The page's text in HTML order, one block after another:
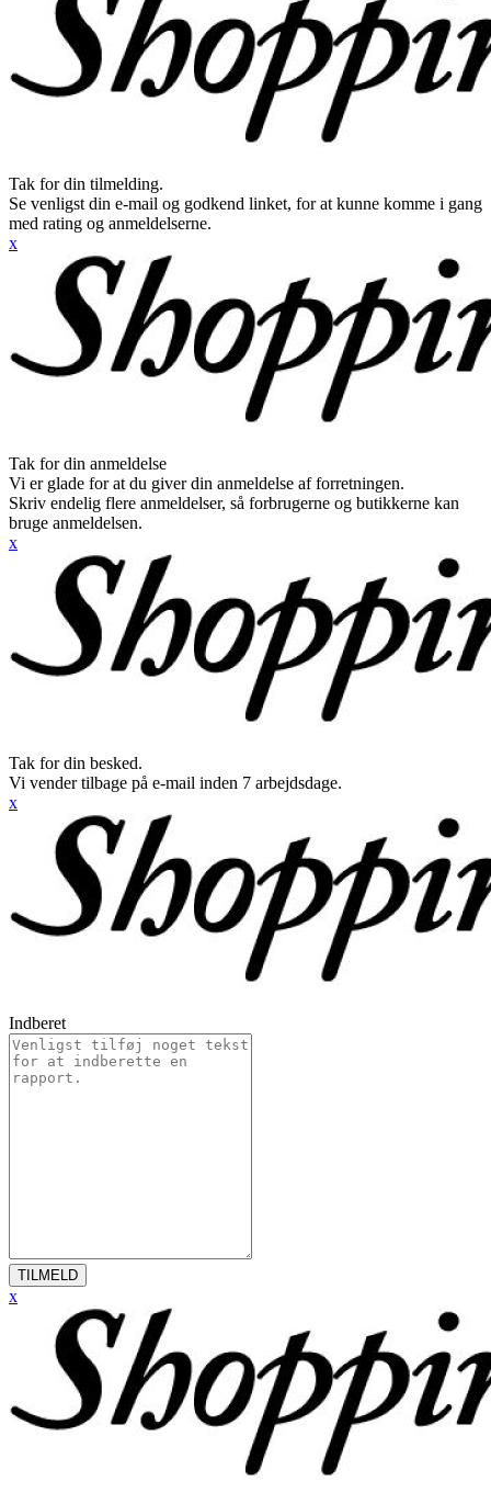
Tak for din tilmelding.
Se venligst din e-mail og godkend linket, for at kunne komme i gang
med rating og anmeldelserne.
x
Tak for din anmeldelse
Vi er glade for at du giver din anmeldelse af forretningen.
Skriv endelig flere anmeldelser, så forbrugerne og butikkerne kan
bruge anmeldelsen.
x
Tak for din besked.
Vi vender tilbage på e-mail inden 7 arbejdsdage.
x
Indberet
TILMELD
x